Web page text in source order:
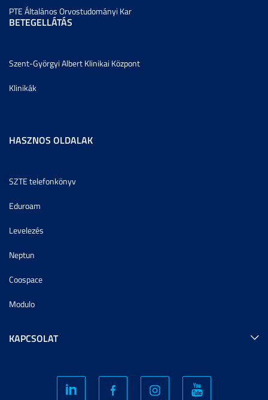
PTE Általános Orvostudományi Kar
BETEGELLÁTÁS
Szent-Györgyi Albert Klinikai Központ
Klinikák
HASZNOS OLDALAK
SZTE telefonkönyv
Eduroam
Levelezés
Neptun
Coospace
Modulo
KAPCSOLAT